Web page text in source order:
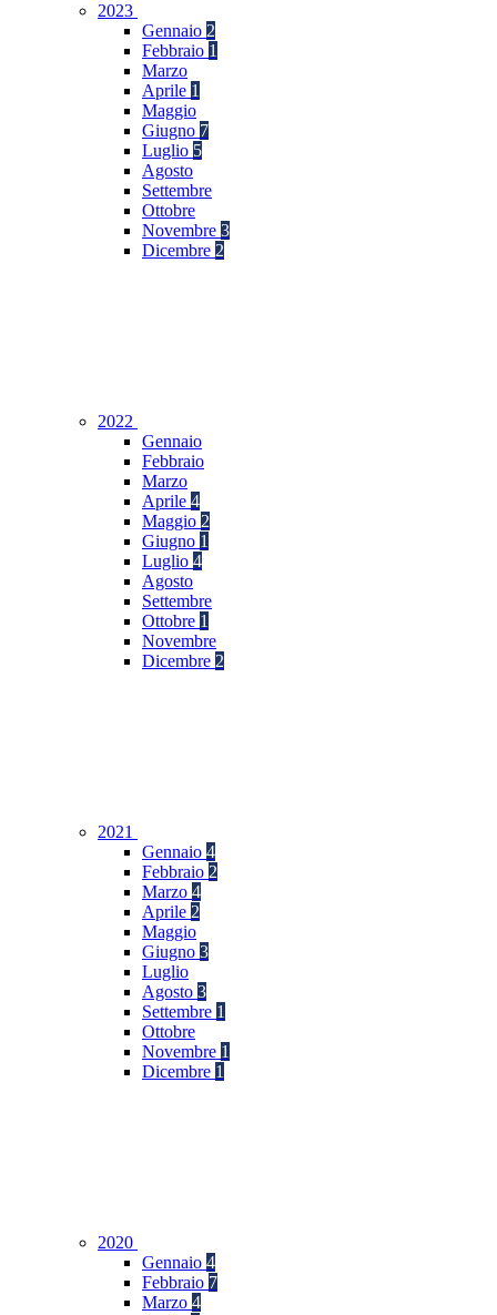
2023
Gennaio 2
Febbraio 1
Marzo
Aprile 1
Maggio
Giugno 7
Luglio 5
Agosto
Settembre
Ottobre
Novembre 3
Dicembre 2
2022
Gennaio
Febbraio
Marzo
Aprile 4
Maggio 2
Giugno 1
Luglio 4
Agosto
Settembre
Ottobre 1
Novembre
Dicembre 2
2021
Gennaio 4
Febbraio 2
Marzo 4
Aprile 2
Maggio
Giugno 3
Luglio
Agosto 3
Settembre 1
Ottobre
Novembre 1
Dicembre 1
2020
Gennaio 4
Febbraio 7
Marzo 4